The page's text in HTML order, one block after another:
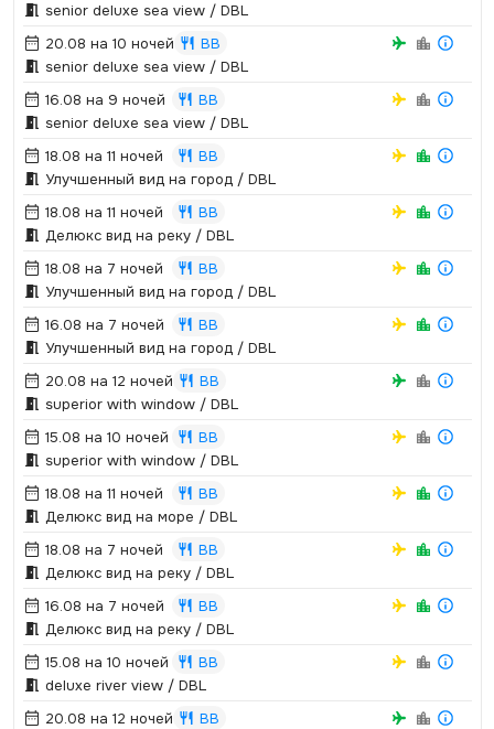
senior deluxe sea view / DBL
20.08 на 10 ночей
BB
senior deluxe sea view / DBL
16.08 на 9 ночей
BB
senior deluxe sea view / DBL
18.08 на 11 ночей
BB
Улучшенный вид на город / DBL
18.08 на 11 ночей
BB
Делюкс вид на реку / DBL
18.08 на 7 ночей
BB
Улучшенный вид на город / DBL
16.08 на 7 ночей
BB
Улучшенный вид на город / DBL
20.08 на 12 ночей
BB
superior with window / DBL
15.08 на 10 ночей
BB
superior with window / DBL
18.08 на 11 ночей
BB
Делюкс вид на море / DBL
18.08 на 7 ночей
BB
Делюкс вид на реку / DBL
16.08 на 7 ночей
BB
Делюкс вид на реку / DBL
15.08 на 10 ночей
BB
deluxe river view / DBL
20.08 на 12 ночей
BB